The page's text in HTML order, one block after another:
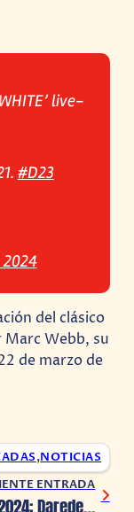
live-
#D23
del clásico
Marc Webb, su
de marzo de
,NOTICIAS
ENTRADA
D23 2024: Daredevil: Born Again, presenta su primer avance